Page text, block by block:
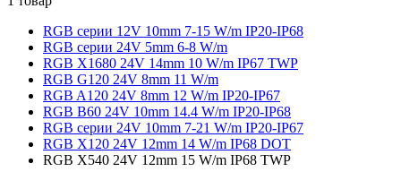
RGB серии 12V 10mm 7-15 W/m IP20-IP68
RGB серии 24V 5mm 6-8 W/m
RGB X1680 24V 14mm 10 W/m IP67 TWP
RGB G120 24V 8mm 11 W/m
RGB A120 24V 8mm 12 W/m IP20-IP67
RGB B60 24V 10mm 14.4 W/m IP20-IP68
RGB серии 24V 10mm 7-21 W/m IP20-IP67
RGB X120 24V 12mm 14 W/m IP68 DOT
RGB X540 24V 12mm 15 W/m IP68 TWP